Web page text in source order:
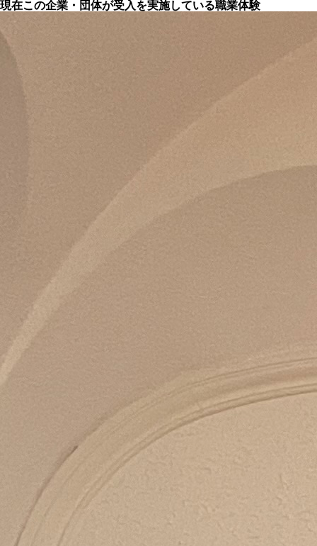
現在この企業・団体が受入を実施している職業体験